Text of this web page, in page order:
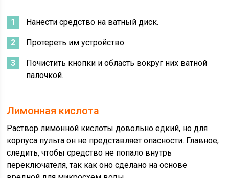
Нанести средство на ватный диск.
Протереть им устройство.
Почистить кнопки и область вокруг них ватной
палочкой.
Лимонная кислота
Раствор лимонной кислоты довольно едкий, но для
корпуса пульта он не представляет опасности. Главное,
следить, чтобы средство не попало внутрь
переключателя, так как оно сделано на основе